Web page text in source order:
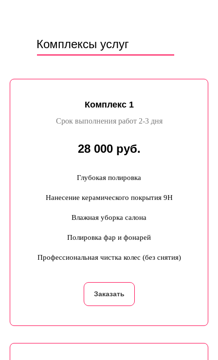
Комплексы услуг
Комплекс 1
Срок выполнения работ 2-3 дня
28 000 руб.
Глубокая полировка
Нанесение керамического покрытия 9Н
Влажная уборка салона
Полировка фар и фонарей
Профессиональная чистка колес (без снятия)
Заказать